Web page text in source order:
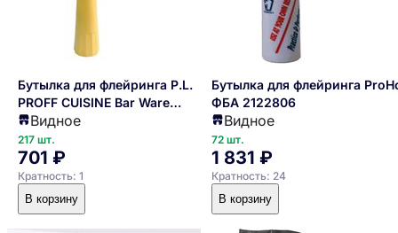
Бутылка для флейринга P.L.
PROFF CUISINE Bar Ware
90001140
Видное
217 шт.
701 ₽
Кратность: 1
В корзину
Бутылка для флейринга
ФБА 2122806
Видное
72 шт.
1 831 ₽
Кратность: 24
В корзину